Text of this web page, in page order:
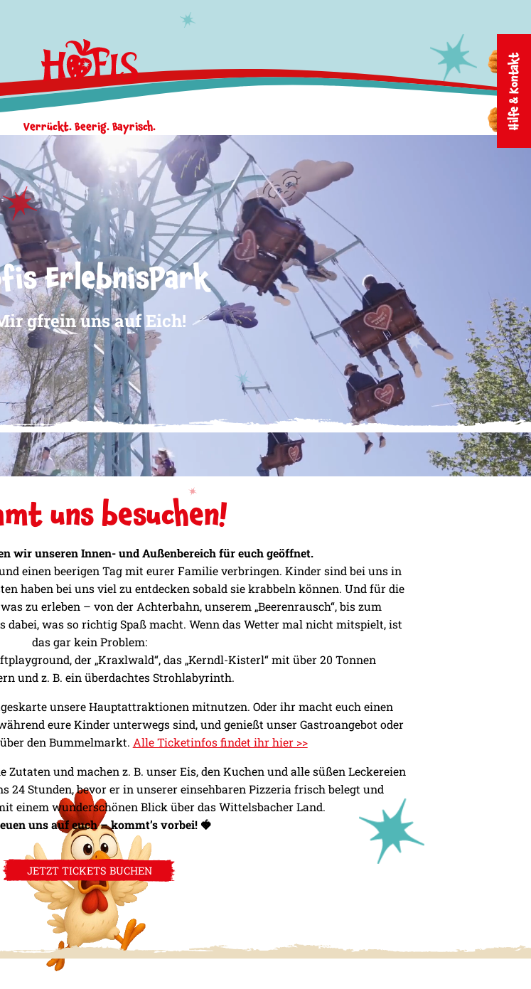
Verrückt. Beerig. Bayrisch. Hilfe & Kontakt
ErlebnisPark
gfrein uns auf Eich!
uns besuchen!
wir unseren Innen- und Außenbereich für euch geöffnet.
einen beerigen Tag mit eurer Familie verbringen. Kinder sind bei uns in
haben bei uns viel zu entdecken sobald sie krabbeln können. Und für die
zu erleben – von der Achterbahn, unserem „Beerenrausch“, bis zum
dabei, was so richtig Spaß macht. Wenn das Wetter mal nicht mitspielt, ist
das gar kein Problem:
der „Kraxlwald“, das „Kerndl-Kisterl“ mit über 20 Tonnen
und z. B. ein überdachtes Strohlabyrinth.
unsere Hauptattraktionen mitnutzen. Oder ihr macht euch einen
eure Kinder unterwegs sind, und genießt unser Gastroangebot oder
den Bummelmarkt. Alle Ticketinfos findet ihr hier >>
und machen z. B. unser Eis, den Kuchen und alle süßen Leckereien
24 Stunden, bevor er in unserer einsehbaren Pizzeria frisch belegt und
einem wunderschönen Blick über das Wittelsbacher Land.
uns auf euch – kommt’s vorbei! 🍓
JETZT TICKETS BUCHEN